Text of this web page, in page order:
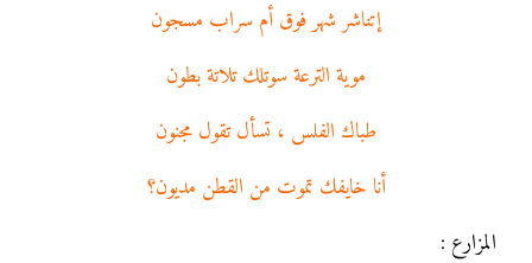
إتناشر شهر فوق أم سراب مسجون
موية الترعة سوتلك تلاتة بطون
طباك الفلس ، تسأل تقول مجنون
أنا خايفك تموت من القطن مديون؟
المزارع :